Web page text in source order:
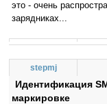
это - очень
зарядниках...
stepmj
Идентификация
маркировке